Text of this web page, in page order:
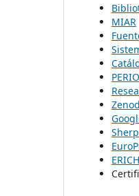
MIAR